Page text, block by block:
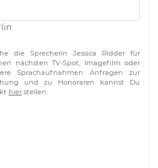
die Sprecherin Jessica Ridder für
nächsten TV-Spot, Imagefilm oder
Sprachaufnahmen. Anfragen zur
und zu Honoraren kannst Du
hier stellen.